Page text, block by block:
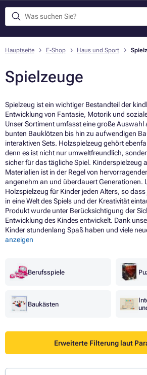
Hauptseite E-Shop Haus und Sport
Spielzeuge
Spielzeug ist ein wichtiger Bestandteil der
Entwicklung von Fantasie, Motorik und
Unser Sortiment umfasst eine große Auswahl
bunten Bauklötzen bis hin zu aufwendigen
interaktiven Sets. Holzspielzeug gehört
denn es ist nicht nur umweltfreundlich,
sicher für das tägliche Spiel. Kinderspielzeug
Materialien ist in der Regel von
angenehm an und überdauert Generationen.
Holzspielzeug für Kinder jeden Alters, so
in eine Welt des Spiels und der Kreativität
Produkt wurde unter Berücksichtigung der
Entwicklung des Kindes entwickelt. Dank
Kinder stundenlang Spaß haben und viele
anzeigen
Berufsspiele
Baukästen
Erweiterte Filterung laut